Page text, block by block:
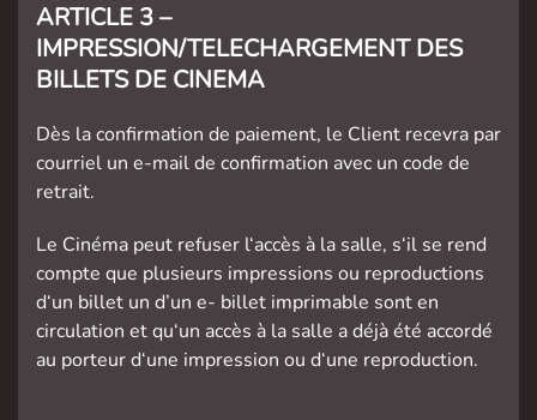
ARTICLE 3 –
IMPRESSION/TELECHARGEMENT DES
BILLETS DE CINEMA
Dès la confirmation de paiement, le Client recevra par
courriel un e-mail de confirmation avec un code de
retrait.
Le Cinéma peut refuser l‘accès à la salle, s‘il se rend
compte que plusieurs impressions ou reproductions
d‘un billet un d’un e- billet imprimable sont en
circulation et qu‘un accès à la salle a déjà été accordé
au porteur d‘une impression ou d‘une reproduction.